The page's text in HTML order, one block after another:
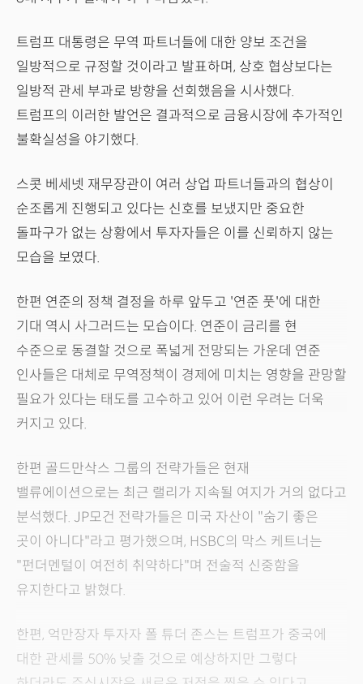
트럼프 대통령은 무역 파트너들에 대한 양보 조건을
일방적으로 규정할 것이라고 발표하며, 상호 협상보다는
일방적 관세 부과로 방향을 선회했음을 시사했다.
트럼프의 이러한 발언은 결과적으로 금융시장에 추가적인
불확실성을 야기했다.
스콧 베세넷 재무장관이 여러 상업 파트너들과의 협상이
순조롭게 진행되고 있다는 신호를 보냈지만 중요한
돌파구가 없는 상황에서 투자자들은 이를 신뢰하지 않는
모습을 보였다.
한편 연준의 정책 결정을 하루 앞두고 '연준 풋'에 대한
기대 역시 사그러드는 모습이다. 연준이 금리를 현
수준으로 동결할 것으로 폭넓게 전망되는 가운데 연준
인사들은 대체로 무역정책이 경제에 미치는 영향을 관망할
필요가 있다는 태도를 고수하고 있어 이런 우려는 더욱
커지고 있다.
한편 골드만삭스 그룹의 전략가들은 현재
밸류에이션으로는 최근 랠리가 지속될 여지가 거의 없다고
분석했다. JP모건 전략가들은 미국 자산이 "숨기 좋은
곳이 아니다"라고 평가했으며, HSBC의 막스 케트너는
"펀더멘털이 여전히 취약하다"며 전술적 신중함을
유지한다고 밝혔다.
한편, 억만장자 투자자 폴 튜더 존스는 트럼프가 중국에
대한 관세를 50% 낮출 것으로 예상하지만 그렇다